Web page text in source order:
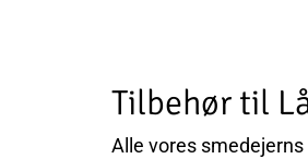
Tilbehør til
Alle vores